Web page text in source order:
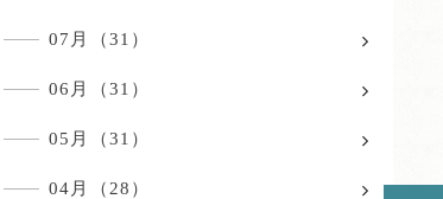
07月（31）
06月（31）
05月（31）
04月（28）